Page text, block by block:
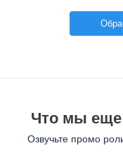
Что мы
Озвучьте промо